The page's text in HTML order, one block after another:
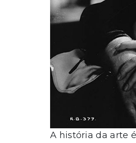
A história da arte